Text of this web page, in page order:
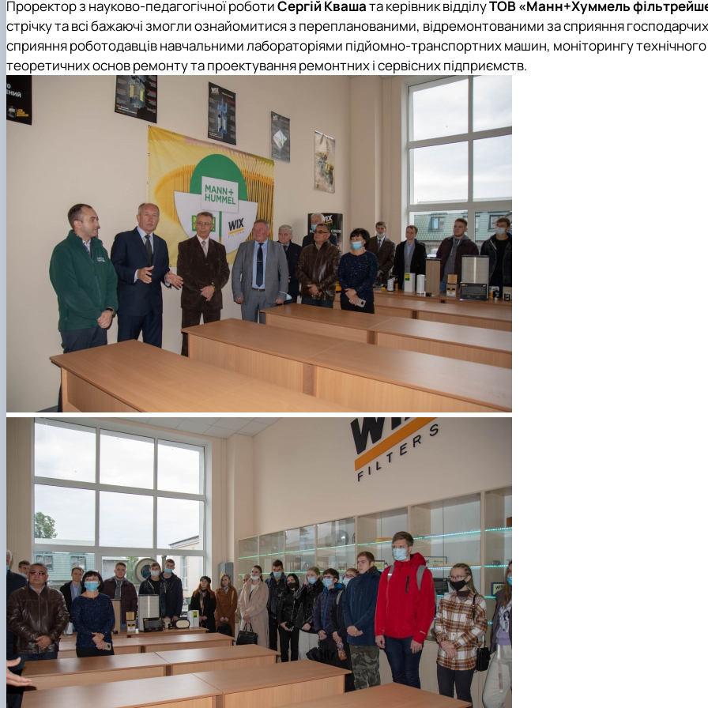
Проректор з науково-педагогічної роботиСергій Квашата керівник відділуТОВ «Манн+Хуммель
стрічку та всі бажаючі змогли ознайомитися з перепланованими, відремонтованими за сприяння
сприяння роботодавців навчальними лабораторіями підйомно-транспортних машин, моніторингу технічного
теоретичних основ ремонту та проектування ремонтних і сервісних підприємств.